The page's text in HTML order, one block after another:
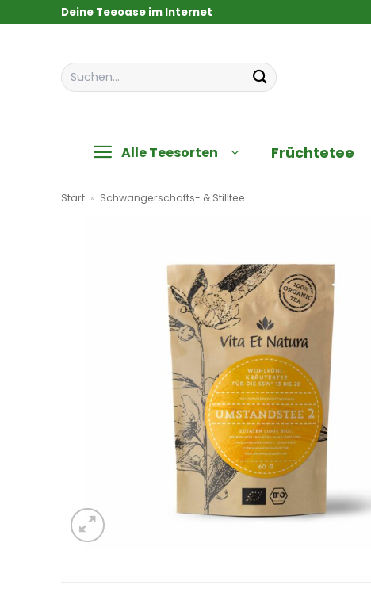
Deine Teeoase im Internet
Suchen
nach:
Alle Teesorten Früchtetee
Start » Schwangerschafts- & Stilltee